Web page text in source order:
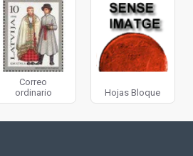
Correo
ordinario
Hojas Bloque